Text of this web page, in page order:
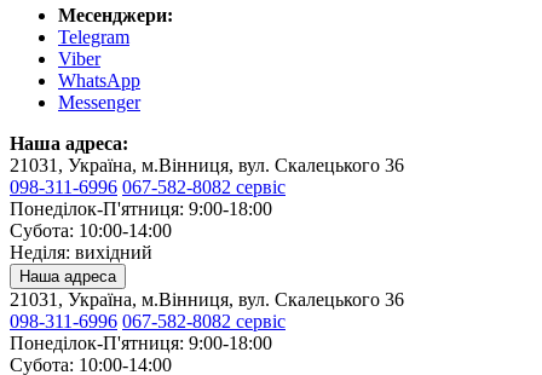
Месенджери:
Telegram
Viber
WhatsApp
Messenger
Наша адреса:
21031, Україна, м.Вінниця, вул. Скалецького 36
098-311-6996 067-582-8082 сервіс
Понеділок-П'ятниця: 9:00-18:00
Субота: 10:00-14:00
Неділя: вихідний
Наша адреса
21031, Україна, м.Вінниця, вул. Скалецького 36
098-311-6996 067-582-8082 сервіс
Понеділок-П'ятниця: 9:00-18:00
Субота: 10:00-14:00